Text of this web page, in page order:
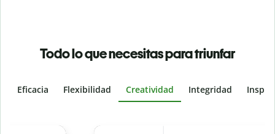
Todo lo que necesitas para triunfar
Eficacia Flexibilidad Creatividad Integridad